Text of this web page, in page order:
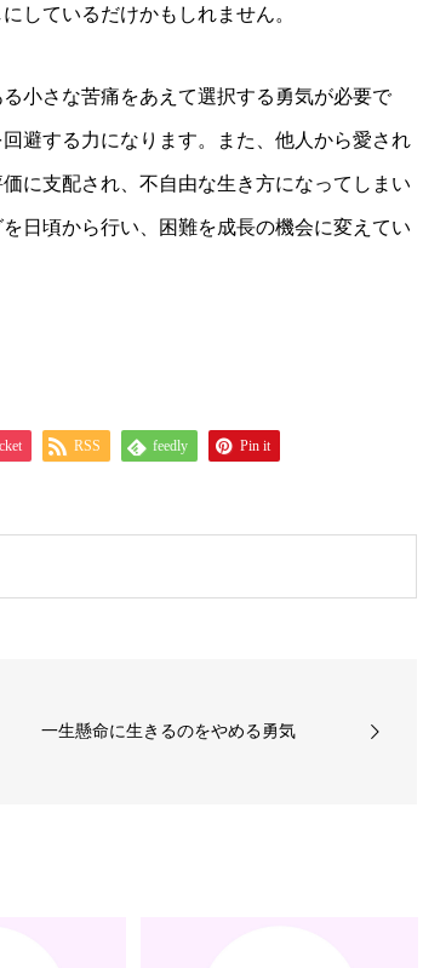
しているだけかもしれません。
小さな苦痛をあえて選択する勇気が必要で
避する力になります。また、他人から愛され
に支配され、不自由な生き方になってしまい
日頃から行い、困難を成長の機会に変えてい
RSS feedly Pin it
一生懸命に生きるのをやめる勇気